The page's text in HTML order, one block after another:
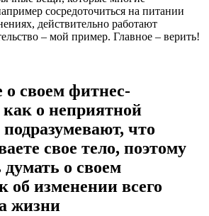
сосредоточиться на питании
действительно работают
– мой пример. Главное – верить!
о своем фитнес-
о неприятной
что
свое тело, поэтому
думать о своем
об изменении всего
жизни